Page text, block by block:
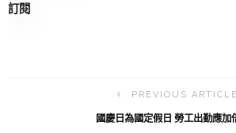
訂閱
PREVIOUS ARTICLE
國慶日為國定假日 勞工出勤應加